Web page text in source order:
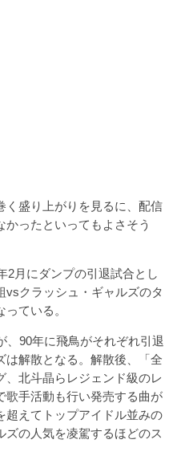
盛り上がりを見るに、配信
ったといってもよさそう
月にダンプの引退試合とし
vsクラッシュ・ギャルズのタ
ている。
、90年に飛鳥がそれぞれ引退
は解散となる。解散後、「全
北斗晶らレジェンド級のレ
歌手活動も行い発売する曲が
超えてトップアイドル並みの
ズの人気を凌駕するほどのス